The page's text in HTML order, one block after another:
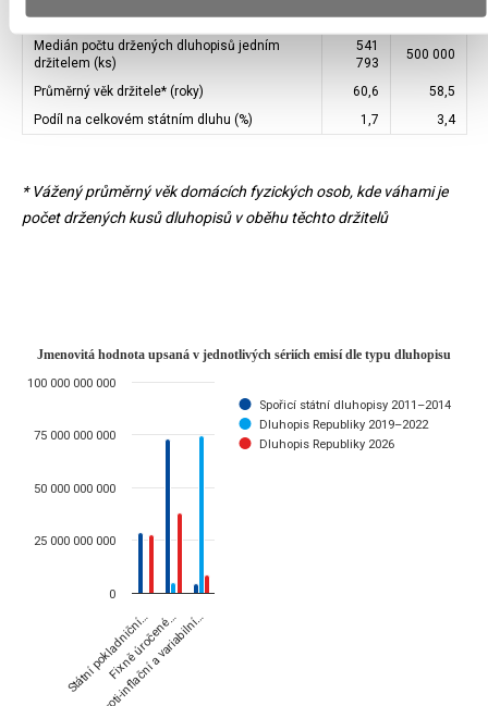
Počet držitelů
52 182
124 352
Medián počtu držených dluhopisů jedním
držitelem (ks)
541
793
500 000
Průměrný věk držitele* (roky) 60,6
58,5
Podíl na celkovém státním dluhu (%)
1,7 3,4
* Vážený průměrný věk domácích fyzických osob, kde váhami je
počet držených kusů dluhopisů v oběhu těchto držitelů
Jmenovitá hodnota upsaná v
*zahrnuje i diskontované státní dluhopisy **zahrnuje kuponové,
The chart has 1 X axis displaying categories.
Jmenovitá hodnota upsaná v jednotlivých sériích emisí dle typu dluhopisu
Spořicí státní dluhopisy 2011–2014
Dluhopis Republiky 2019–2022
Dluhopis Republiky 2026
Státní pokladniční…
Fixně úročené…
Proti-inflační a variabilní…
0
25 000 000 000
50 000 000 000
75 000 000 000
100 000 000 000